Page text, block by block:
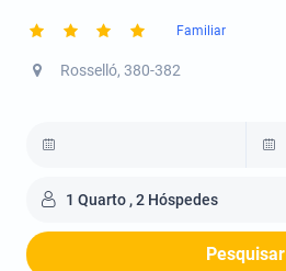
Familiar
Rosselló, 380-382
1 Quarto , 2 Hóspedes
Pesquisar